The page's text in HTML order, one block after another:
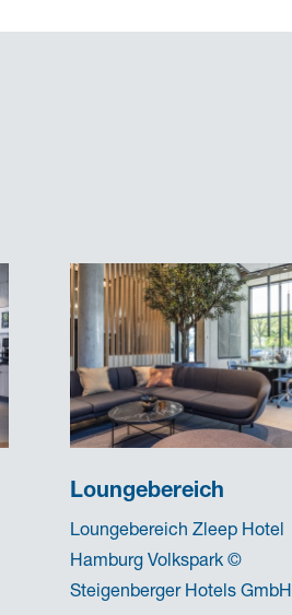
Loungebereich
Loungebereich Zleep Hotel
Hamburg Volkspark ©
Steigenberger Hotels GmbH